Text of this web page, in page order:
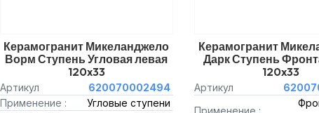
Керамогранит Микеланджело
Ворм Ступень Угловая левая
120x33
Артикул
620070002494
Применение :
Угловые ступени
Керамогранит
Дарк Ступень
120x33
Артикул
Применение :